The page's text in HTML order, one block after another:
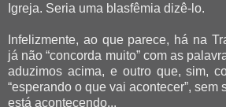
Igreja. Seria uma blasfêmia dizê-lo.
Infelizmente, ao que parece, há na
já não “concorda muito” com as
aduzimos acima, e outro que, sim,
“esperando o que vai acontecer”, sem
está acontecendo...